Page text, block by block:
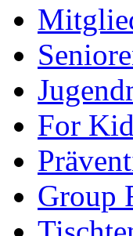
For
Group